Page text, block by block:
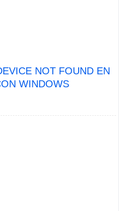
NOT FOUND EN
WINDOWS